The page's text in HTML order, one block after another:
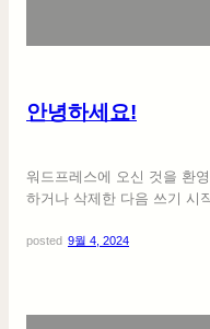
안녕하세요!
워드프레스에 오신 것을 환
하거나 삭제한 다음 쓰기 시
posted 9월 4, 2024